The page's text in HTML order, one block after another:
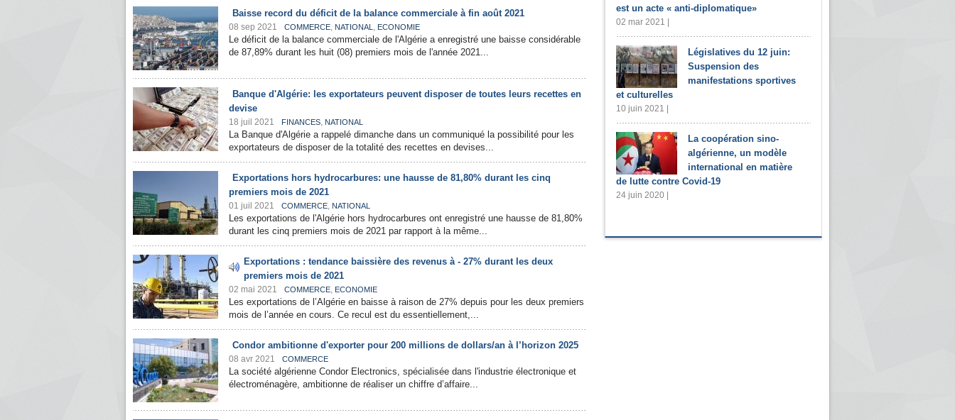
Baisse record du déficit de la balance commerciale à fin août 2021
08 sep 2021 COMMERCE, NATIONAL , ECONOMIE
Le déficit de la balance commerciale de l'Algérie a enregistré une baisse considérable
de 87,89% durant les huit (08) premiers mois de l'année 2021...
Banque d'Algérie: les exportateurs peuvent disposer de toutes leurs recettes en
devise
18 juil 2021 FINANCES, NATIONAL
La Banque d'Algérie a rappelé dimanche dans un communiqué la possibilité pour les
exportateurs de disposer de la totalité des recettes en devises...
Exportations hors hydrocarbures: une hausse de 81,80% durant les cinq
premiers mois de 2021
01 juil 2021 COMMERCE, NATIONAL
Les exportations de l'Algérie hors hydrocarbures ont enregistré une hausse de 81,80%
durant les cinq premiers mois de 2021 par rapport à la même...
Exportations : tendance baissière des revenus à - 27% durant les deux
premiers mois de 2021
02 mai 2021 COMMERCE, ECONOMIE
Les exportations de l’Algérie en baisse à raison de 27% depuis pour les deux premiers
mois de l’année en cours. Ce recul est du essentiellement,...
Condor ambitionne d'exporter pour 200 millions de dollars/an à l’horizon 2025
08 avr 2021 COMMERCE
La société algérienne Condor Electronics, spécialisée dans l'industrie électronique et
électroménagère, ambitionne de réaliser un chiffre d’affaire...
est un acte « anti-diplomatique»
02 mar 2021 |
Législatives du 12 juin:
Suspension des
manifestations sportives
et culturelles
10 juin 2021 |
La coopération sino-
algérienne, un modèle
international en matière
de lutte contre Covid-19
24 juin 2020 |